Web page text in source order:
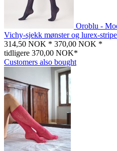
Oroblu -
Vichy-sjekk mønster og lurex-
314,50 NOK * 370,00 NOK *
tidligere 370,00 NOK*
Customers also bought